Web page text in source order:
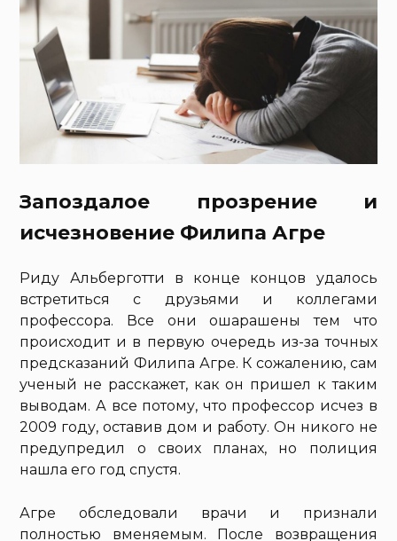
Запоздалое прозрение и
исчезновение Филипа Агре
Риду Альберготти в конце концов удалось
встретиться с друзьями и коллегами
профессора. Все они ошарашены тем что
происходит и в первую очередь из-за точных
предсказаний Филипа Агре. К сожалению, сам
ученый не расскажет, как он пришел к таким
выводам. А все потому, что профессор исчез в
2009 году, оставив дом и работу. Он никого не
предупредил о своих планах, но полиция
нашла его год спустя.
Агре обследовали врачи и признали
полностью вменяемым. После возвращения